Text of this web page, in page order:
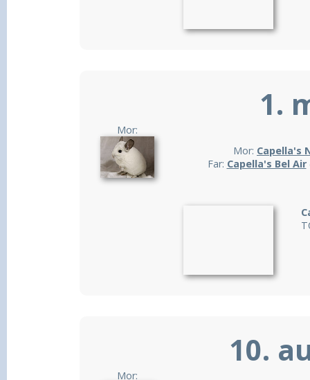
1.
Mor:
Mor: Capella's
Far: Capella's Bel Air
10.
Mor: